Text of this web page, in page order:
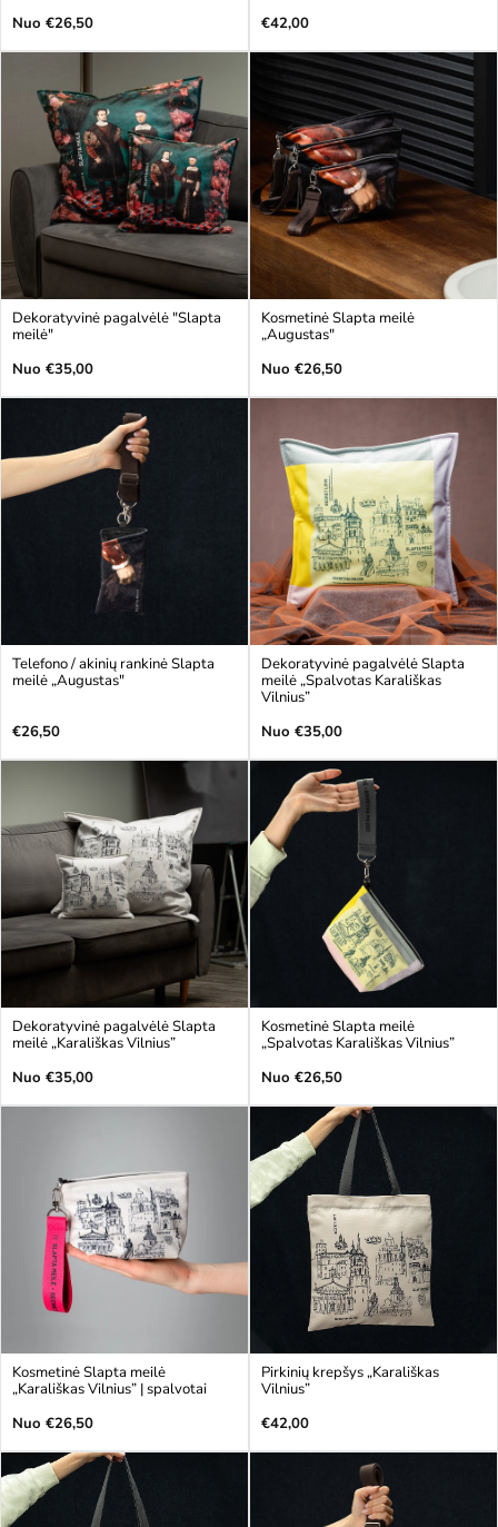
Įprasta
Nuo €26,50
Įprasta
€42,00
Dekoratyvinė pagalvėlė "Slapta
meilė"
Įprasta
Nuo €35,00
Kosmetinė Slapta meilė
„Augustas"
Įprasta
Nuo €26,50
Telefono / akinių rankinė Slapta
meilė „Augustas"
Įprasta
€26,50
Dekoratyvinė pagalvėlė Slapta
meilė „Spalvotas Karališkas
Vilnius”
Įprasta
Nuo €35,00
Dekoratyvinė pagalvėlė Slapta
meilė „Karališkas Vilnius”
Įprasta
Nuo €35,00
Kosmetinė Slapta meilė
„Spalvotas Karališkas Vilnius”
Įprasta
Nuo €26,50
Kosmetinė Slapta meilė
„Karališkas Vilnius” | spalvotai
Įprasta
Nuo €26,50
Pirkinių krepšys „Karališkas
Vilnius”
Įprasta
€42,00